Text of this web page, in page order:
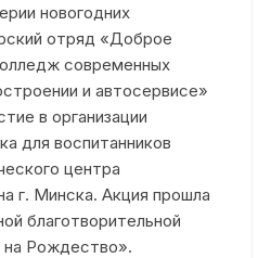
новогодних
отряд «Доброе
современных
и автосервисе»
в организации
для воспитанников
центра
г. Минска. Акция прошла
благотворительной
на Рождество».